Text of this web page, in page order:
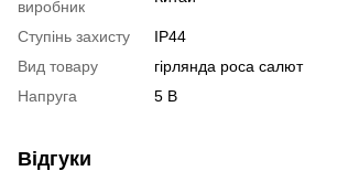
виробник
Ступінь захисту
IP44
Вид товару
гірлянда роса салют
Напруга
5 В
Відгуки